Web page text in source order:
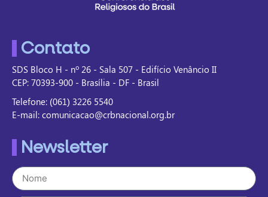
Contato
SDS Bloco H - nº 26 - Sala 507 - Edifício Venâncio II
CEP: 70393-900 - Brasília - DF - Brasil
Telefone: (061) 3226 5540
E-mail: comunicacao@crbnacional.org.br
Newsletter